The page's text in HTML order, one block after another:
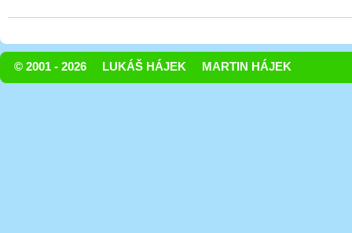
© 2001 - 2026 LUKÁŠ HÁJEK MARTIN HÁJEK